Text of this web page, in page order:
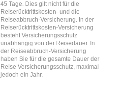
45 Tage. Dies gilt nicht für die
Reiserücktrittskosten- und die
Reiseabbruch-Versicherung. In der
Reiserücktrittskosten-Versicherung
besteht Versicherungsschutz
unabhängig von der Reisedauer. In
der Reiseabbruch-Versicherung
haben Sie für die gesamte Dauer der
Reise Versicherungsschutz, maximal
jedoch ein Jahr.